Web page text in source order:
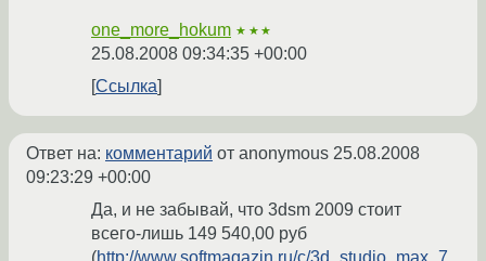
one_more_hokum ★★★
25.08.2008 09:34:35 +00:00
Ссылка
Ответ на: комментарий от anonymous 25.08.2008
09:23:29 +00:00
Да, и не забывай, что 3dsm 2009 стоит
всего-лишь 149 540,00 руб